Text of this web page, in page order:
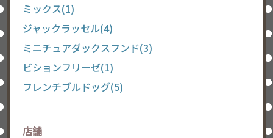
ミックス(1)
ジャックラッセル(4)
ミニチュアダックスフンド(3)
ビションフリーゼ(1)
フレンチブルドッグ(5)
店舗